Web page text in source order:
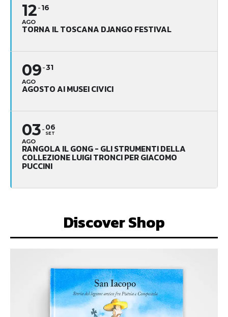
12
AGO
16
TORNA IL TOSCANA DJANGO FESTIVAL
09
AGO
31
AGOSTO AI MUSEI CIVICI
03
AGO
06
SET
RANGOLA IL GONG - GLI STRUMENTI DELLA
COLLEZIONE LUIGI TRONCI PER GIACOMO
PUCCINI
Discover Shop